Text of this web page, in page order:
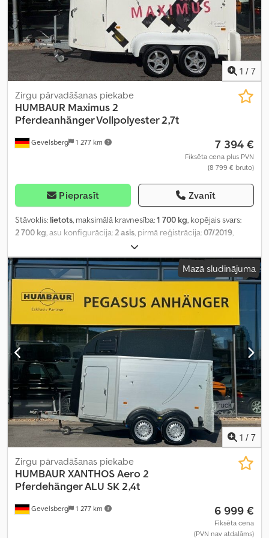
1 / 7
Gevelsberg 1 277 km
Zirgu pārvadāšanas piekabe
HUMBAUR Maximus 2
Pferdeanhänger Vollpolyester 2,7t
7 394 €
Fiksēta cena plus PVN
(8 799 € bruto)
Pieprasīt Zvanīt
Stāvoklis: lietots, maksimālā kravnesība:1 700 kg, kopējais svars:
2 700 kg, asu konfigurācija:2 asis, pirmā reģistrācija:07/2019,
02/2027, krautuves garums:
iekraušanas vietas platums:1 800 mm, iekraušanas telpas
augstums:2 350 mm, kopējais platums:2 300 mm, kopējais
augstums:2 930 mm,
Mazā sludinājuma
1 / 7
Gevelsberg 1 277 km
Zirgu pārvadāšanas piekabe
HUMBAUR XANTHOS Aero 2
Pferdehänger ALU SK 2,4t
6 999 €
Fiksēta cena
(PVN nav atdalāms)